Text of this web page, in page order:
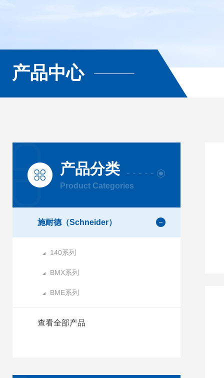
产品中心
产品分类
Product Categories
施耐德（Schneider）
140系列
BMX系列
BME系列
查看全部产品